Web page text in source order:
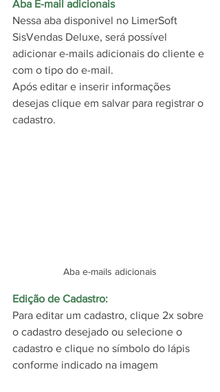
Aba E-mail adicionais
Nessa aba disponivel no LimerSoft
SisVendas Deluxe, será possível
adicionar e-mails adicionais do cliente e
com o tipo do e-mail.
Após editar e inserir informações
desejas clique em salvar para registrar o
cadastro.
Aba e-mails adicionais
Edição de Cadastro:
Para editar um cadastro, clique 2x sobre
o cadastro desejado ou selecione o
cadastro e clique no símbolo do lápis
conforme indicado na imagem